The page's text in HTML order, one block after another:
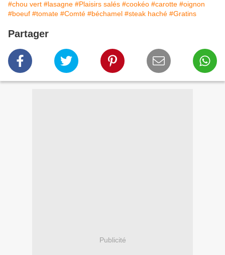
#chou vert #lasagne #Plaisirs salés #cookéo #carotte #oignon
#boeuf #tomate #Comté #béchamel #steak haché #Gratins
Partager
Publicité